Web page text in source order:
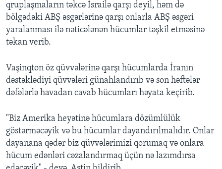
qruplaşmaların təkcə İsrailə qarşı deyil, həm də
bölgədəki ABŞ əsgərlərinə qarşı onlarla ABŞ əsgəri
yaralanması ilə nəticələnən hücumlar təşkil etməsinə
təkan verib.
Vaşinqton öz qüvvələrinə qarşı hücumlarda İranın
dəstəklədiyi qüvvələri günahlandırıb və son həftələr
dəfələrlə havadan cavab hücumları həyata keçirib.
"Biz Amerika heyətinə hücumlara dözümlülük
göstərməcəyik və bu hücumlar dayandırılmalıdır. Onlar
dayanana qədər biz qüvvələrimizi qorumaq və onlara
hücum edənləri cəzalandırmaq üçün nə lazımdırsa